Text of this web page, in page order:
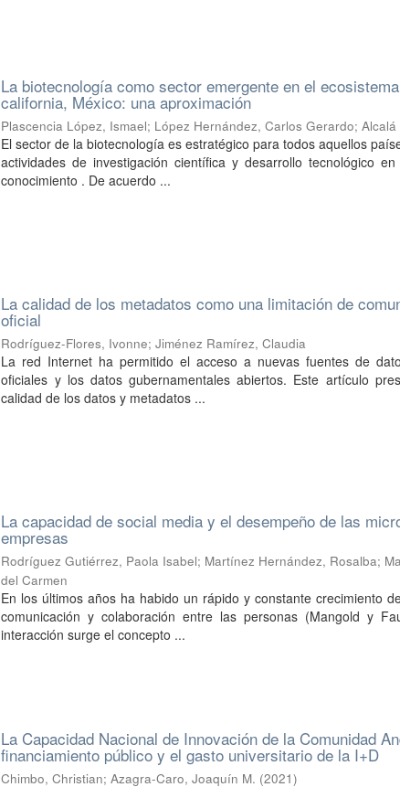
La biotecnología como sector emergente en el
california, México: una aproximación
Plascencia López, Ismael; López Hernández, Carlos Gerardo;
El sector de la biotecnología es estratégico para todos aquellos
actividades de investigación científica y desarrollo tecnológico
conocimiento . De acuerdo ...
La calidad de los metadatos como una limitación de
oficial
Rodríguez-Flores, Ivonne;Jiménez Ramírez, Claudia
La red Internet ha permitido el acceso a nuevas fuentes de
oficiales y los datos gubernamentales abiertos. Este artículo
calidad de los datos y metadatos ...
La capacidad de social media y el desempeño de las
empresas
Rodríguez Gutiérrez, Paola Isabel; Martínez Hernández, Rosalba;
del Carmen
En los últimos años ha habido un rápido y constante crecimiento
comunicación y colaboración entre las personas (Mangold y
interacción surge el concepto ...
La Capacidad Nacional de Innovación de la Comunidad
financiamiento público y el gasto universitario de la I+D
Chimbo, Christian;Azagra-Caro, Joaquín M. (2021)